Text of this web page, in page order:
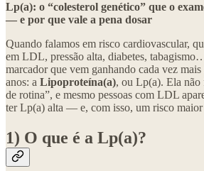
Lp(a): o “colesterol genético” que o
— e por que vale a pena dosar
Quando falamos em risco cardiovascular,
em LDL, pressão alta, diabetes,
marcador que vem ganhando cada vez
anos: a Lipoproteína(a), ou Lp(a). Ela não
de rotina”, e mesmo pessoas com LDL
ter Lp(a) alta — e, com isso, um risco maior
1) O que é a Lp(a)?